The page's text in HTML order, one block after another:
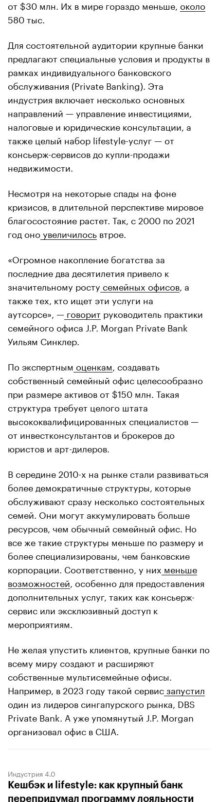
от $30 млн. Их в мире гораздо меньше, около
580 тыс.
Для состоятельной аудитории крупные банки
предлагают специальные условия и продукты в
рамках индивидуального банковского
обслуживания (Private Banking). Эта
индустрия включает несколько основных
направлений — управление инвестициями,
налоговые и юридические консультации, а
также целый набор lifestyle-услуг — от
консьерж-сервисов до купли-продажи
недвижимости.
Несмотря на некоторые спады на фоне
кризисов, в длительной перспективе мировое
благосостояние растет. Так, с 2000 по 2021
год оноувеличилось втрое.
«Огромное накопление богатства за
последние два десятилетия привело к
значительному росту семейных офисов , а
также тех, кто ищет эти услуги на
аутсорсе», — говорит руководитель практики
семейного офиса J.P. Morgan Private Bank
Уильям Синклер.
По экспертным оценкам , создавать
собственный семейный офис целесообразно
при размере активов от $150 млн. Такая
структура требует целого штата
высококвалифицированных специалистов —
от инвестконсультантов и брокеров до
юристов и арт-дилеров.
В середине 2010-х на рынке стали развиваться
более демократичные структуры, которые
обслуживают сразу несколько состоятельных
семей. Они могут аккумулировать больше
ресурсов, чем обычный семейный офис. Но
все же такие структуры меньше по размеру и
более специализированы, чем банковские
корпорации. Соответственно, у них меньше
возможностей , особенно для предоставления
дополнительных услуг, таких как консьерж-
сервис или эксклюзивный доступ к
мероприятиям.
Не желая упустить клиентов, крупные банки по
всему миру создают и расширяют
собственные мультисемейные офисы.
Например, в 2023 году такой сервисзапустил
один из лидеров сингапурского рынка, DBS
Private Bank. А уже упомянутый J.P. Morgan
организовал офис в США.
Индустрия 4.0
Кешбэк и lifestyle: как крупный банк
перепридумал программу лояльности